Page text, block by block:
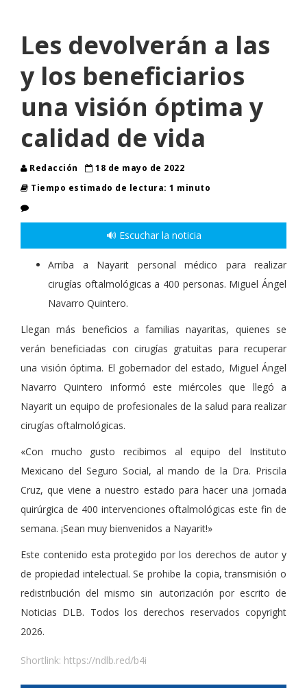
Les devolverán a las
y los beneficiarios
una visión óptima y
calidad de vida
Redacción
18 de mayo de 2022
Tiempo estimado de lectura: 1 minuto
🔊 Escuchar la noticia
Arriba a Nayarit personal médico para realizar
cirugías oftalmológicas a 400 personas. Miguel Ángel
Navarro Quintero.
Llegan más beneficios a familias nayaritas, quienes se
verán beneficiadas con cirugías gratuitas para recuperar
una visión óptima. El gobernador del estado, Miguel Ángel
Navarro Quintero informó este miércoles que llegó a
Nayarit un equipo de profesionales de la salud para realizar
cirugías oftalmológicas.
«Con mucho gusto recibimos al equipo del Instituto
Mexicano del Seguro Social, al mando de la Dra. Priscila
Cruz, que viene a nuestro estado para hacer una jornada
quirúrgica de 400 intervenciones oftalmológicas este fin de
semana. ¡Sean muy bienvenidos a Nayarit!»
Este contenido esta protegido por los derechos de autor y
de propiedad intelectual. Se prohibe la copia, transmisión o
redistribución del mismo sin autorización por escrito de
Noticias DLB. Todos los derechos reservados copyright
2026.
Shortlink: https://ndlb.red/b4i